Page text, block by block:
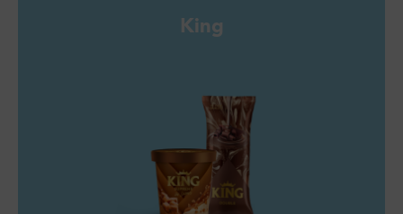
King